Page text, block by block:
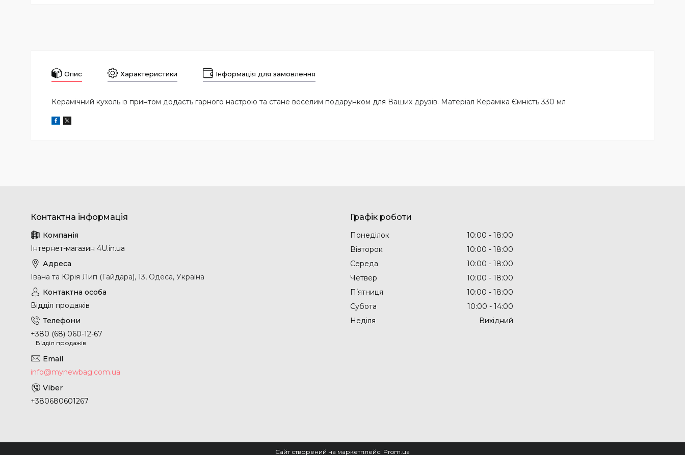
Опис Характеристики Інформація для замовлення
Керамічний кухоль із принтом додасть гарного настрою та стане веселим подарунком для Ваших друзів. Матеріал Кераміка Ємність 330 мл
Інтернет-магазин 4U.in.ua
Івана та Юрія Лип (Гайдара), 13, Одеса, Україна
Відділ продажів
+380 (68) 060-12-67
Відділ продажів
info@mynewbag.com.ua
+380680601267
Графік роботи
Понеділок 10:00
18:00
Вівторок
10:00
18:00
Середа
10:00
18:00
Четвер
10:00
18:00
Пʼятниця
10:00
18:00
Субота
10:00
14:00
Неділя
Вихідний
Сайт створений на маркетплейсі Prom.ua